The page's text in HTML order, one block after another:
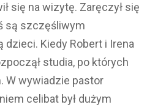
się na wizytę. Zaręczył się
są szczęśliwym
Kiedy Robert i Irena
studia, po których
W wywiadzie pastor
celibat był dużym